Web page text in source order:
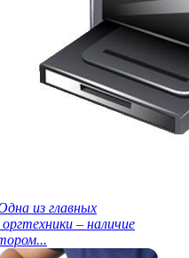
из главных
– наличие